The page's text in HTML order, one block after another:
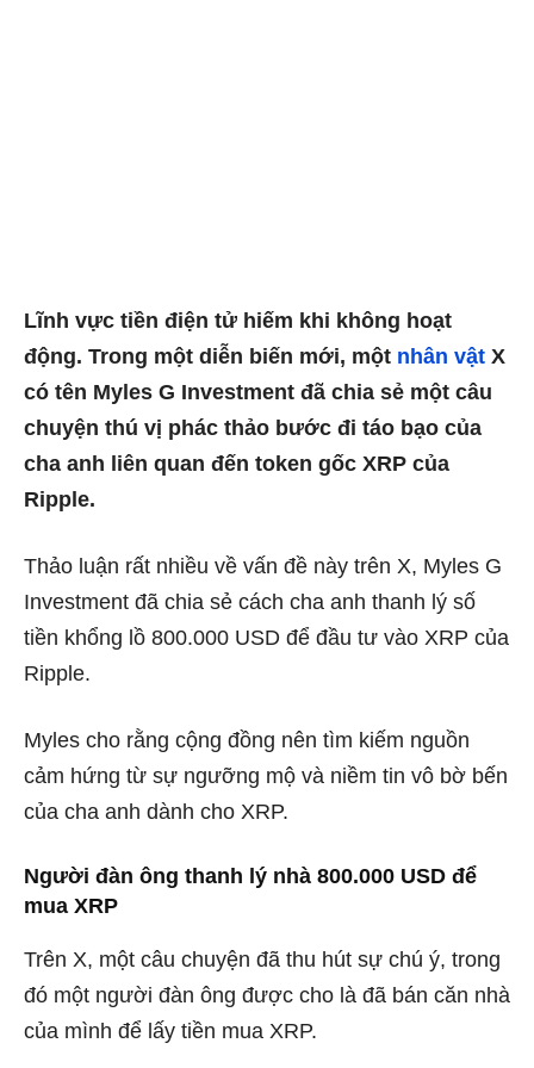
Lĩnh vực tiền điện tử hiếm khi không hoạt
động. Trong một diễn biến mới, một nhân vật X
có tên Myles G Investment đã chia sẻ một câu
chuyện thú vị phác thảo bước đi táo bạo của
cha anh liên quan đến token gốc XRP của
Ripple.
Thảo luận rất nhiều về vấn đề này trên X, Myles G
Investment đã chia sẻ cách cha anh thanh lý số
tiền khổng lồ 800.000 USD để đầu tư vào XRP của
Ripple.
Myles cho rằng cộng đồng nên tìm kiếm nguồn
cảm hứng từ sự ngưỡng mộ và niềm tin vô bờ bến
của cha anh dành cho XRP.
Người đàn ông thanh lý nhà 800.000 USD để
mua XRP
Trên X, một câu chuyện đã thu hút sự chú ý, trong
đó một người đàn ông được cho là đã bán căn nhà
của mình để lấy tiền mua XRP.